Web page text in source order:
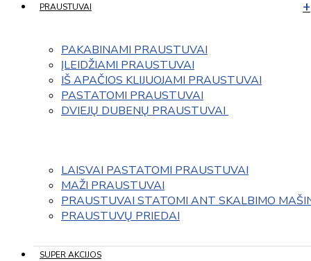
PRAUSTUVAI
PAKABINAMI PRAUSTUVAI
ĮLEIDŽIAMI PRAUSTUVAI
IŠ APAČIOS KLIJUOJAMI PRAUSTUVAI
PASTATOMI PRAUSTUVAI
DVIEJŲ DUBENŲ PRAUSTUVAI
LAISVAI PASTATOMI PRAUSTUVAI
MAŽI PRAUSTUVAI
PRAUSTUVAI STATOMI ANT SKALBIMO
PRAUSTUVŲ PRIEDAI
SUPER AKCIJOS